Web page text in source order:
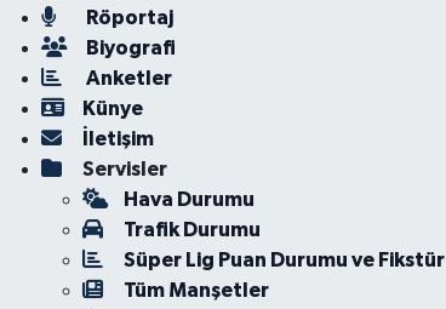
Röportaj
Biyografi
Anketler
Künye
İletişim
Servisler
Hava Durumu
Trafik Durumu
Süper Lig Puan Durumu ve Fikstür
Tüm Manşetler